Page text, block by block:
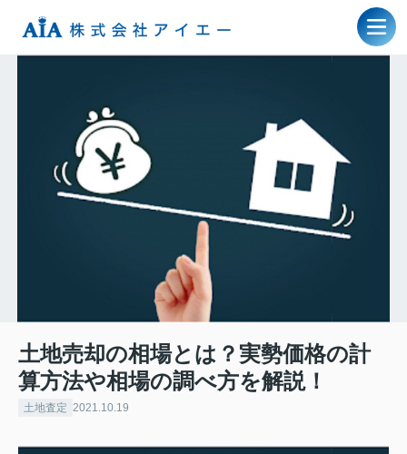
土地売却の相場とは？実勢価格の計
算方法や相場の調べ方を解説！
土地査定 2021.10.19